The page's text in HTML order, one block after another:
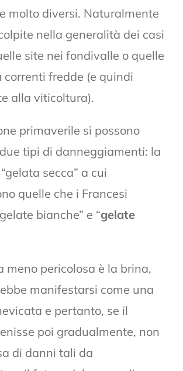
molto diversi. Naturalmente
nella generalità dei casi
site nei fondivalle o quelle
correnti fredde (e quindi
alla viticoltura).
primaverile si possono
tipi di danneggiamenti: la
secca” a cui
quelle che i Francesi
bianche” e “gelate
meno pericolosa è la brina,
manifestarsi come una
e pertanto, se il
poi gradualmente, non
di danni tali da